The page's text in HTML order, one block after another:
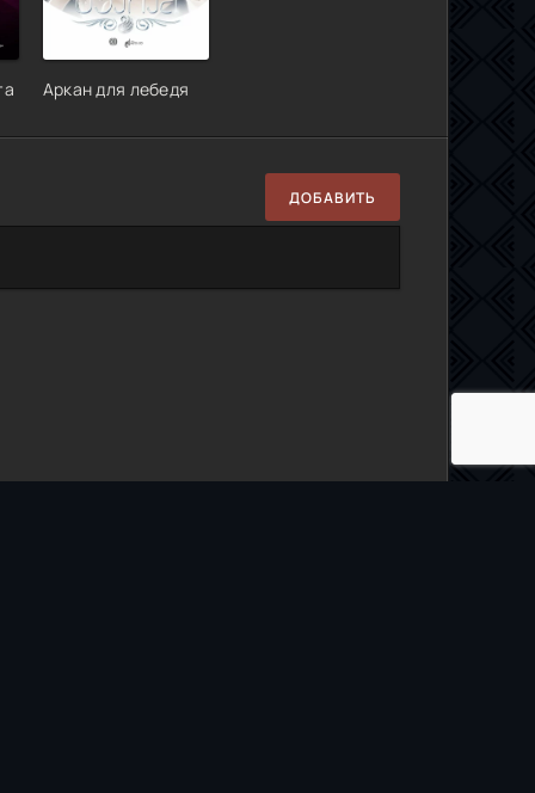
Аркан для лебедя
ДОБАВИТЬ